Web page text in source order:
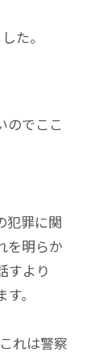
た。
のでここ
犯罪に関
を明らか
すより
。
れは警察